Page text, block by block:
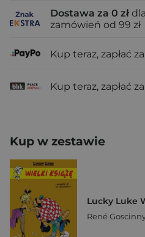
Dostawa za 0 zł dla
zamówień od 99 zł
Kup teraz, zapłać za
Kup teraz, zapłać za
Kup w zestawie
Lucky Luke
René